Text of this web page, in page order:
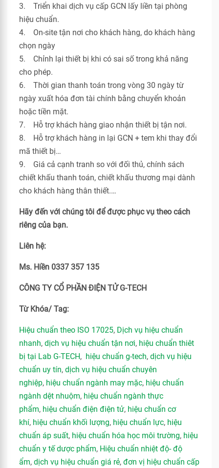
3. Triển khai dịch vụ cấp GCN lấy liền tại phòng
hiệu chuẩn.
4. On-site tận nơi cho khách hàng, do khách hàng
chọn ngày
5. Chỉnh lại thiết bị khi có sai số trong khả năng
cho phép.
6. Thời gian thanh toán trong vòng 30 ngày từ
ngày xuất hóa đơn tài chính bằng chuyển khoản
hoặc tiền mặt.
7. Hỗ trợ khách hàng giao nhận thiết bị tận nơi.
8. Hỗ trợ khách hàng in lại GCN + tem khi thay đổi
mã thiết bị…
9. Giá cả cạnh tranh so với đối thủ, chính sách
chiết khấu thanh toán, chiết khấu thương mại dành
cho khách hàng thân thiết.…
Hãy đến với chúng tôi để được phục vụ theo cách
riêng của bạn.
Liên hệ:
Ms. Hiền 0337 357 135
CÔNG TY CỔ PHẦN ĐIỆN TỬ G-TECH
Từ Khóa/ Tag:
Hiệu chuẩn theo ISO 17025, Dịch vụ hiệu chuẩn
nhanh, dịch vụ hiệu chuẩn tận nơi, hiệu chuẩn thiêt
bị tại Lab G-TECH, hiệu chuẩn g-tech, dịch vụ hiệu
chuẩn uy tín, dịch vụ hiệu chuẩn chuyên
nghiệp, hiệu chuẩn ngành may mặc, hiệu chuẩn
ngành dệt nhuộm, hiệu chuẩn ngành thực
phẩm, hiệu chuẩn điện điện tử, hiệu chuẩn cơ
khí, hiệu chuẩn khối lượng, hiệu chuẩn lực, hiệu
chuẩn áp suất, hiệu chuẩn hóa học môi trường, hiệu
chuẩn y tế dược phẩm, Hiệu chuẩn nhiệt độ- độ
ẩm, dịch vụ hiệu chuẩn giá rẻ, đơn vị hiệu chuẩn cấp